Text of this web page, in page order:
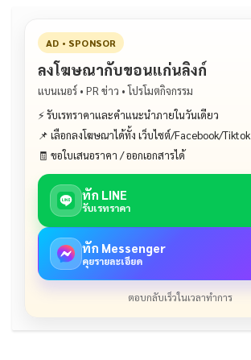
AD • SPONSOR
ลงโฆษณากับขอนแก่นลิงก์
แบนเนอร์ • PR ข่าว • โปรโมตกิจกรรม
⚡ รับเรทราคาและคำแนะนำภายในวันเดียว
📌 เลือกลงโฆษณาได้ทั้ง เว็บไซต์/Facebook/Tiktok
🧾 ขอใบเสนอราคา / ออกเอกสารได้
ทัก LINE
รับเรทราคา
ทัก Messenger
คุยรายละเอียด
ตอบกลับเร็วในเวลาทำการ